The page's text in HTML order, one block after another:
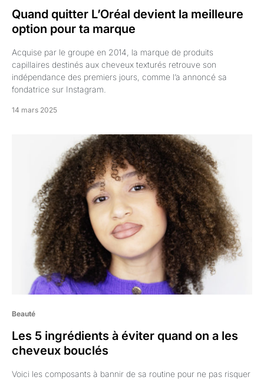
Quand quitter L’Oréal devient la meilleure
option pour ta marque
Acquise par le groupe en 2014, la marque de produits
capillaires destinés aux cheveux texturés retrouve son
indépendance des premiers jours, comme l’a annoncé sa
fondatrice sur Instagram.
14 mars 2025
Beauté
Les 5 ingrédients à éviter quand on a les
cheveux bouclés
Voici les composants à bannir de sa routine pour ne pas risquer